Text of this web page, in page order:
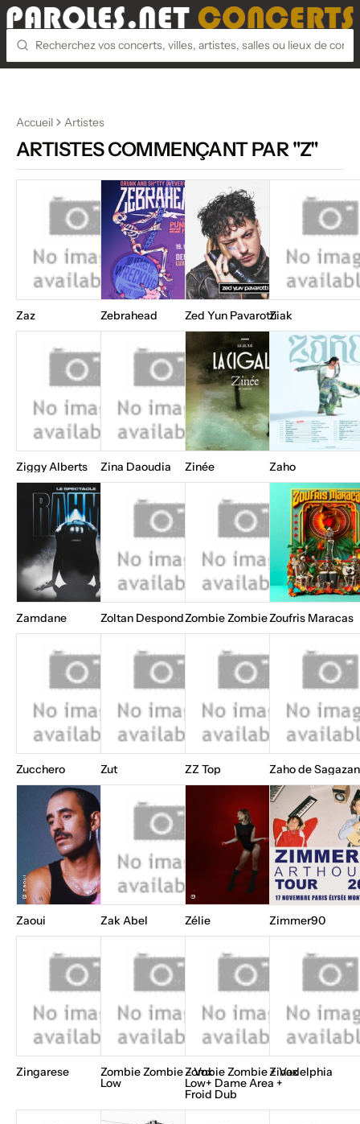
Accueil Artistes
ARTISTES COMMENÇANT PAR "Z"
Zaz Zebrahead Zed Yun PavarottiZiak
Ziggy Alberts Zina Daoudia Zinée Zaho
Zamdane Zoltan DespondZombie ZombieZoufris Maracas
Zucchero Zut ZZ Top Zaho de Sagazan
Zaoui Zak Abel Zélie Zimmer90
Zingarese Zombie Zombie - Vox
Low
Zombie Zombie + Vox
Low+ Dame Area +
Froid Dub
Zinadelphia